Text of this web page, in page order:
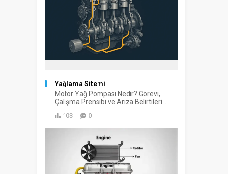
Yağlama Sitemi
Motor Yağ Pompası Nedir? Görevi,
Çalışma Prensibi ve Arıza Belirtileri...
103 0